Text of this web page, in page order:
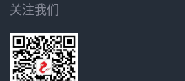
关注我们